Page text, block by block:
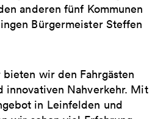
anderen fünf Kommunen
Bürgermeister Steffen
wir den Fahrgästen
innovativen Nahverkehr. Mit
in Leinfelden und